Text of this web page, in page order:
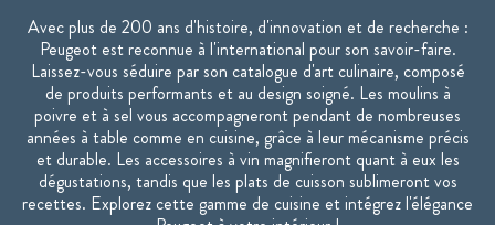
Avec plus de 200 ans d'histoire, d'innovation et de recherche :
Peugeot est reconnue à l'international pour son savoir-faire.
Laissez-vous séduire par son catalogue d'art culinaire, composé
de produits performants et au design soigné. Les moulins à
poivre et à sel vous accompagneront pendant de nombreuses
années à table comme en cuisine, grâce à leur mécanisme précis
et durable. Les accessoires à vin magnifieront quant à eux les
dégustations, tandis que les plats de cuisson sublimeront vos
recettes. Explorez cette gamme de cuisine et intégrez l'élégance